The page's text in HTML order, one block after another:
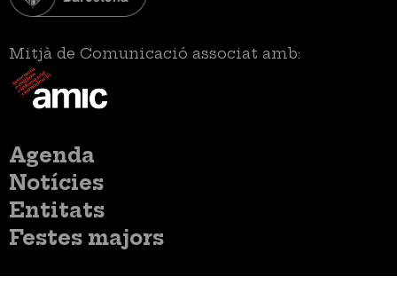
Mitjà de Comunicació associat amb:
Menú
principal
Agenda
Notícies
Entitats
Festes majors